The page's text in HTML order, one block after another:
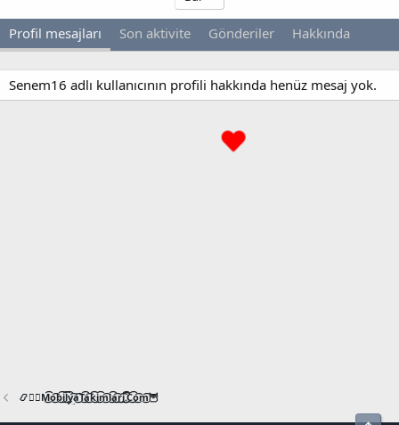
Profil mesajları Son aktivite Gönderiler Hakkında
Senem16 adlı kullanıcının profili hakkında henüz mesaj yok.
📿🧙‍♂️M͜͡o͜͡b͜͡i͜͡l͜͡y͜͡a͜͡T͜͡a͜͡k͜͡i͜͡m͜͡l͜͡a͜͡r͜͡i͜͡.͜͡C͜͡o͜͡m͜͡🦉